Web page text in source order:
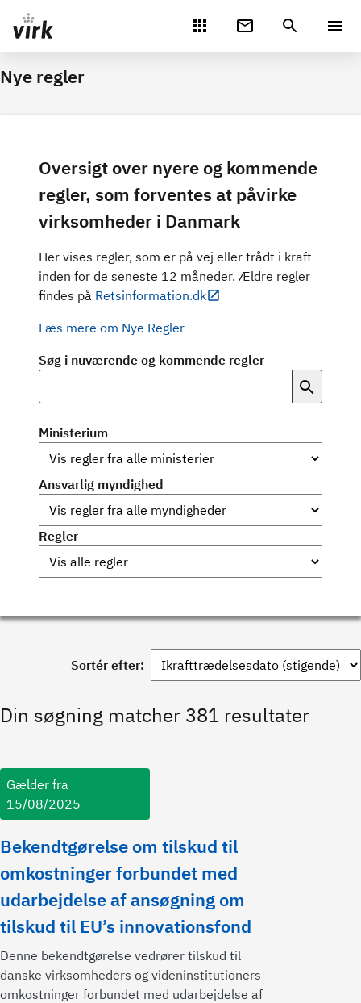
Gå direkte til indhold
Nye regler
Oversigt over nyere og kommende
regler, som forventes at påvirke
virksomheder i Danmark
Her vises regler, som er på vej eller trådt i kraft
inden for de seneste 12 måneder. Ældre regler
findes på Retsinformation.dk
Læs mere om Nye Regler
Søg i nuværende og kommende regler
Ministerium
Ansvarlig myndighed
Regler
Sortér efter:
Din søgning matcher 381 resultater
Gælder fra
15/08/2025
Bekendtgørelse om tilskud til
omkostninger forbundet med
udarbejdelse af ansøgning om
tilskud til EU’s innovationsfond
Denne bekendtgørelse vedrører tilskud til
danske virksomheders og videninstitutioners
omkostninger forbundet med udarbejdelse af